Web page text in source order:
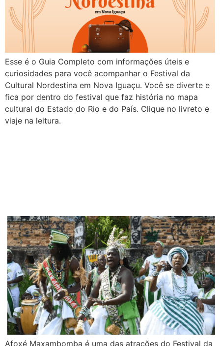
Esse é o Guia Completo com informações úteis e
curiosidades para você acompanhar o Festival da
Cultural Nordestina em Nova Iguaçu. Você se diverte e
fica por dentro do festival que faz história no mapa
cultural do Estado do Rio e do País. Clique no livreto e
viaje na leitura.
Afoxé Maxambomba é uma das atrações do Festival da